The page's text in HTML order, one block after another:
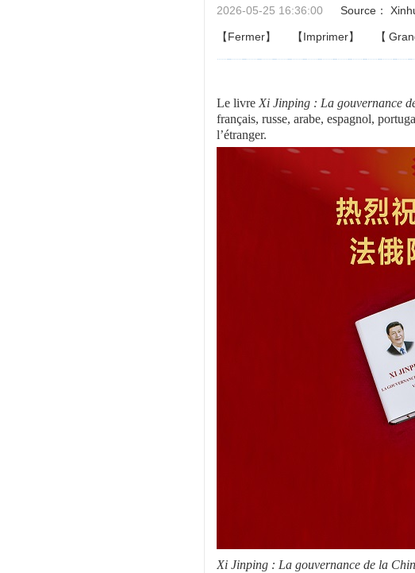
2026-05-25 16:36:00 Source：
【Fermer】 【Imprimer】 【
Le livre Xi Jinping : La gouvernance
français, russe, arabe, espagnol,
l’étranger.
Xi Jinping : La gouvernance de la